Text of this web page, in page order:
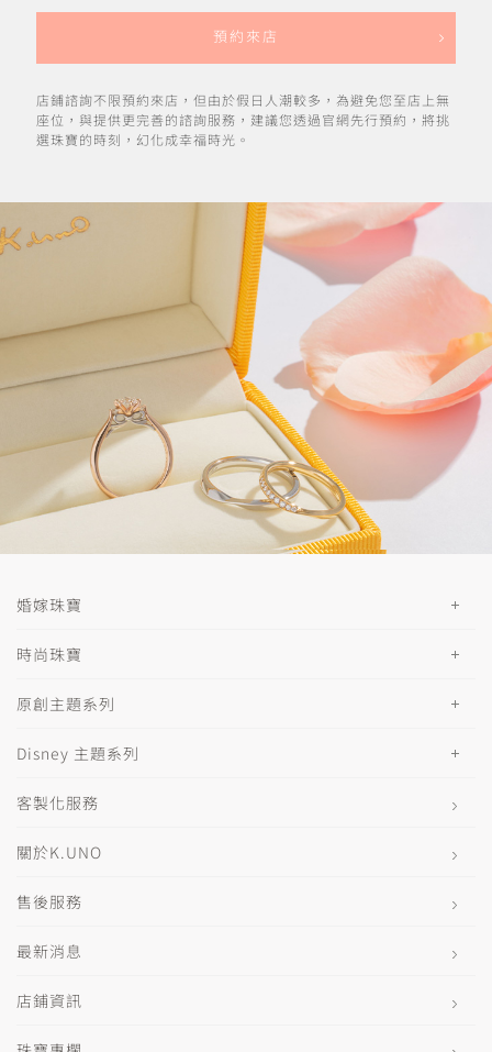
預約來店
店鋪諮詢不限預約來店，但由於假日人潮較多，為避免您至店上無
座位，與提供更完善的諮詢服務，建議您透過官網先行預約，將挑
選珠寶的時刻，幻化成幸福時光。
婚嫁珠寶
時尚珠寶
原創主題系列
Disney 主題系列
客製化服務
關於K.UNO
售後服務
最新消息
店鋪資訊